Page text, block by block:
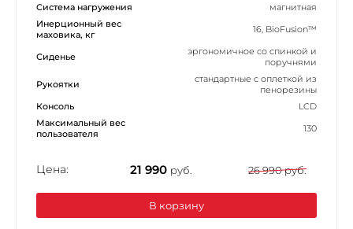
Система нагружения
магнитная
Инерционный вес
маховика, кг
16, BioFusion™
Сиденье
эргономичное со спинкой и
поручнями
Рукоятки
стандартные с оплеткой из
пенорезины
Консоль
LCD
Максимальный вес
пользователя
130
Цена: 21 990 руб. 26 990 руб.
В корзину